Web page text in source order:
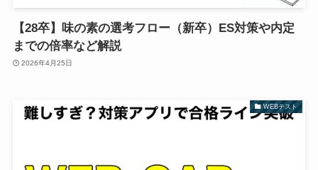
【28卒】味の素の選考フロー（新卒）ES対策や内定
までの倍率など解説
2026年4月25日
WEBテスト